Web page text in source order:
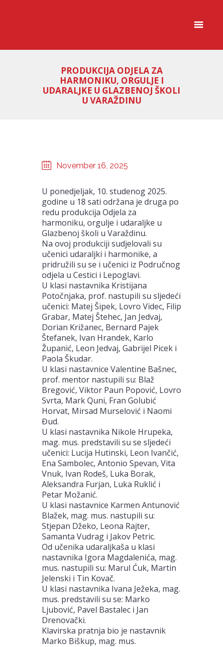
PRODUKCIJA ODJELA ZA
HARMONIKU, ORGULJE I
UDARALJKE U GLAZBENOJ ŠKOLI
U VARAŽDINU
November 16, 2025
U ponedjeljak, 10. studenog 2025.
godine u 18 sati održana je druga po
redu produkcija Odjela za
harmoniku, orgulje i udaraljke u
Glazbenoj školi u Varaždinu.
Na ovoj produkciji sudjelovali su
učenici udaraljki i harmonike, a
pridružili su se i učenici iz Područnog
odjela u Cestici i Lepoglavi.
U klasi nastavnika Kristijana
Potočnjaka, prof. nastupili su sljedeći
učenici: Matej Šipek, Lovro Videc, Filip
Grabar, Matej Štehec, Jan Jedvaj,
Dorian Križanec, Bernard Pajek
Štefanek, Ivan Hrandek, Karlo
Županić, Leon Jedvaj, Gabrijel Picek i
Paola Škudar.
U klasi nastavnice Valentine Bašnec,
prof. mentor nastupili su: Blaž
Bregović, Viktor Paun Popović, Lovro
Svrta, Mark Quni, Fran Golubić
Horvat, Mirsad Murselović i Naomi
Đud.
U klasi nastavnika Nikole Hrupeka,
mag. mus. predstavili su se sljedeći
učenici: Lucija Hutinski, Leon Ivančić,
Ena Sambolec, Antonio Spevan, Vita
Vnuk, Ivan Rodeš, Luka Borak,
Aleksandra Furjan, Luka Ruklić i
Petar Možanić.
U klasi nastavnice Karmen Antunović
Blažek, mag. mus. nastupili su:
Stjepan Džeko, Leona Rajter,
Samanta Vudrag i Jakov Petric.
Od učenika udaraljkaša u klasi
nastavnika Igora Magdalenića, mag.
mus. nastupili su: Marul Ćuk, Martin
Jelenski i Tin Kovač.
U klasi nastavnika Ivana Ježeka, mag.
mus. predstavili su se: Marko
Ljubović, Pavel Bastalec i Jan
Drenovački.
Klavirska pratnja bio je nastavnik
Marko Biškup, mag. mus.